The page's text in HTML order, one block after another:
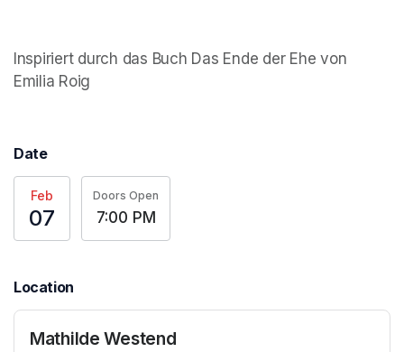
Inspiriert durch das Buch Das Ende der Ehe von
Emilia Roig
Date
Feb
07
Doors Open
7:00 PM
Location
Mathilde Westend